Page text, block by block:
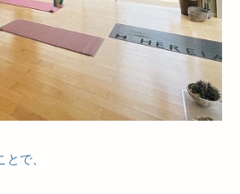
で、